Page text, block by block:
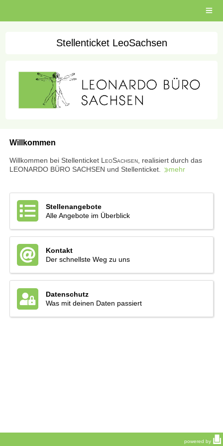
Open
Stellenticket LeoSachsen
Willkommen
Willkommen bei Stellenticket L eoSachsen, realisiert durch das
LEONARDO BÜRO SACHSEN und Stellenticket.
mehr
Stellenangebote
Alle Angebote im Überblick
Kontakt
Der schnellste Weg zu uns
Datenschutz
Was mit deinen Daten passiert
powered by